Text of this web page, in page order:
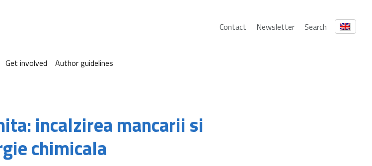
Contact Newsletter Search
Get involved Author guidelines
incalzirea mancarii si
chimicala